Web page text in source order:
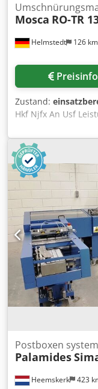
Helmstedt 126 km
Mosca RO-TR
Preisinfo
Zustand:
Hkf Njfx An Usf
Durchmesser max
Heemskerk 423
Postboxen
Palamides